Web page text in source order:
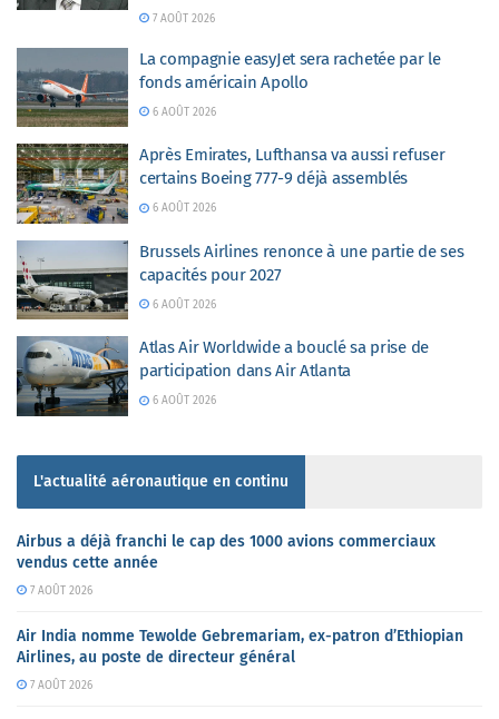
7 AOÛT 2026
La compagnie easyJet sera rachetée par le
fonds américain Apollo
6 AOÛT 2026
Après Emirates, Lufthansa va aussi refuser
certains Boeing 777-9 déjà assemblés
6 AOÛT 2026
Brussels Airlines renonce à une partie de ses
capacités pour 2027
6 AOÛT 2026
Atlas Air Worldwide a bouclé sa prise de
participation dans Air Atlanta
6 AOÛT 2026
L'actualité aéronautique en continu
Airbus a déjà franchi le cap des 1000 avions commerciaux
vendus cette année
7 AOÛT 2026
Air India nomme Tewolde Gebremariam, ex-patron d’Ethiopian
Airlines, au poste de directeur général
7 AOÛT 2026